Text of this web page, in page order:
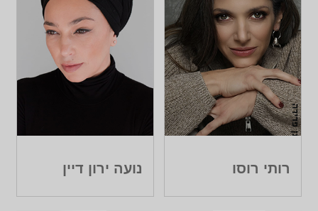
רותי רוסו נועה ירון דיין